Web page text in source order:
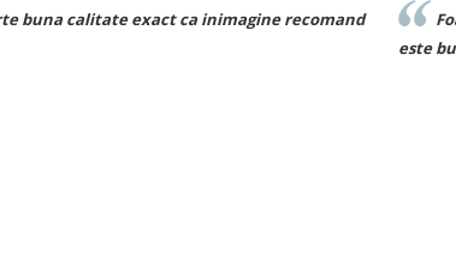
Foarte frumos! Este exact ca in poza si materialul